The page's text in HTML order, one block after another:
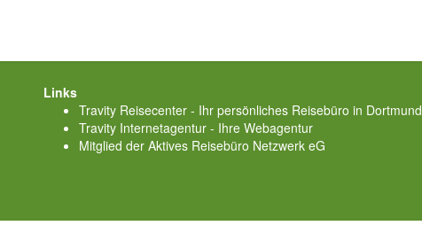
Links
Travity Reisecenter - Ihr persönliches Reisebüro in Dortmund
Travity Internetagentur - Ihre Webagentur
Mitglied der Aktives Reisebüro Netzwerk eG